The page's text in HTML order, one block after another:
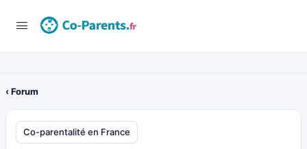
‹ Forum
Co-parentalité en France